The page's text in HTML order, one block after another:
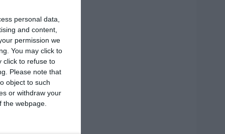
personal data,
and content,
permission we
You may click to
click to refuse to
Please note that
object to such
or withdraw your
webpage.